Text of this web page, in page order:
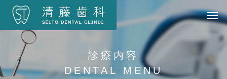
診療内容
DENTAL MENU